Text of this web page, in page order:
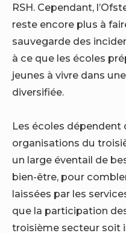
RSH. Cependant,
reste encore plus à
sauvegarde des
à ce que les écoles
jeunes à vivre dans
diversifiée.
Les écoles dépendent
organisations du
un large éventail de
bien-être, pour
laissées par les
que la participation
troisième secteur soit